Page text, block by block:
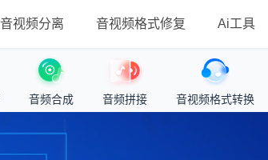
音视频分离 音视频格式修复 Ai工具
音频合成 音频拼接 音视频格式转换